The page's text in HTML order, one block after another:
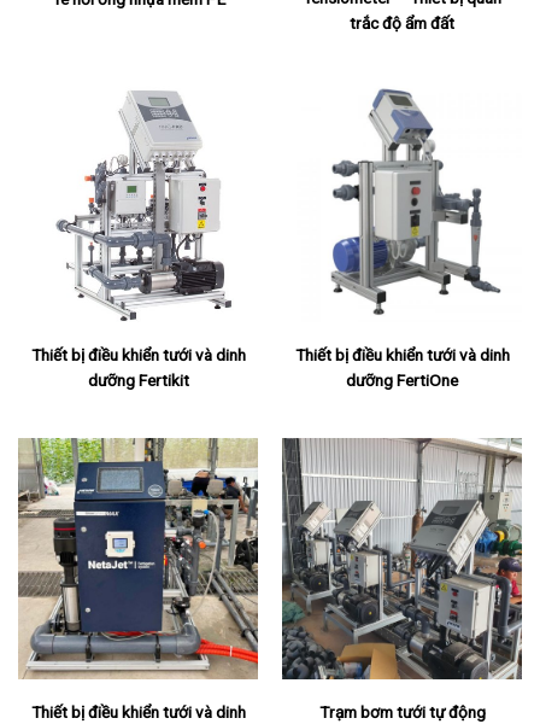
trắc độ ẩm đất
Thiết bị điều khiển tưới và dinh
dưỡng Fertikit
Thiết bị điều khiển tưới và dinh
dưỡng FertiOne
Thiết bị điều khiển tưới và dinh
Trạm bơm tưới tự động